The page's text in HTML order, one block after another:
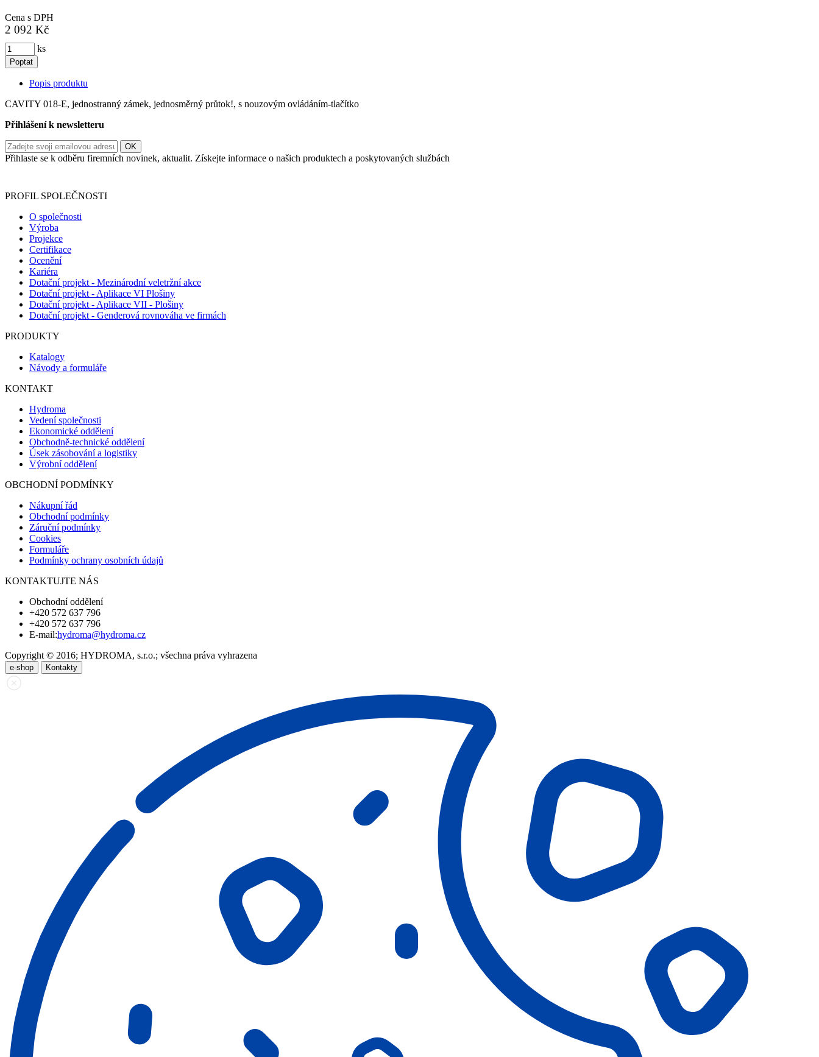
Cena s DPH
2 092 Kč
ks
Poptat
Popis produktu
CAVITY 018-E, jednostranný zámek, jednosměrný průtok!, s nouzovým ovládáním-tlačítko
Přihlášení k newsletteru
Přihlaste se k odběru firemních novinek, aktualit. Získejte informace o našich produktech a poskytovaných službách
PROFIL SPOLEČNOSTI
O společnosti
Výroba
Projekce
Certifikace
Ocenění
Kariéra
Dotační projekt - Mezinárodní veletržní akce
Dotační projekt - Aplikace VI Plošiny
Dotační projekt - Aplikace VII - Plošiny
Dotační projekt - Genderová rovnováha ve firmách
PRODUKTY
Katalogy
Návody a formuláře
KONTAKT
Hydroma
Vedení společnosti
Ekonomické oddělení
Obchodně-technické oddělení
Úsek zásobování a logistiky
Výrobní oddělení
OBCHODNÍ PODMÍNKY
Nákupní řád
Obchodní podmínky
Záruční podmínky
Cookies
Formuláře
Podmínky ochrany osobních údajů
KONTAKTUJTE NÁS
Obchodní oddělení
+420 572 637 796
+420 572 637 796
E-mail:hydroma@hydroma.cz
Copyright © 2016; HYDROMA, s.r.o.; všechna práva vyhrazena
e-shop Kontakty